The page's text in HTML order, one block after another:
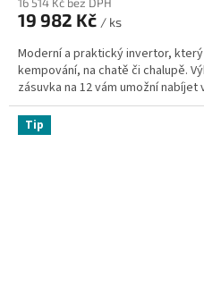
19 982 Kč / ks
Moderní a praktický invertor,
kempování, na chatě či chalupě.
zásuvka na 12 vám umožní nabíjet
Tip